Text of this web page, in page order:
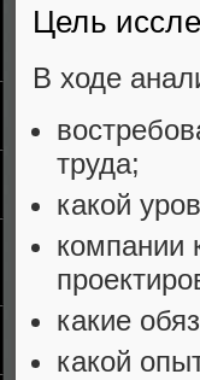
Цель
В ходе
труда;
какой
компании
какие
какой